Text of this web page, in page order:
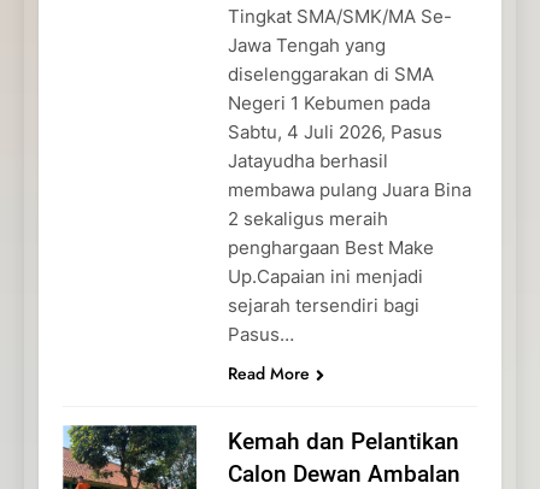
Tingkat SMA/SMK/MA Se-
Jawa Tengah yang
diselenggarakan di SMA
Negeri 1 Kebumen pada
Sabtu, 4 Juli 2026, Pasus
Jatayudha berhasil
membawa pulang Juara Bina
2 sekaligus meraih
penghargaan Best Make
Up.Capaian ini menjadi
sejarah tersendiri bagi
Pasus…
Read More
Kemah dan Pelantikan
Calon Dewan Ambalan